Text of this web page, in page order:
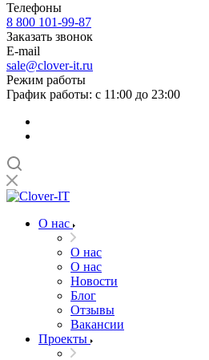
Телефоны
8 800 101-99-87
Заказать звонок
E-mail
sale@clover-it.ru
Режим работы
График работы: с 11:00 до 23:00
О нас
О нас
О нас
Новости
Блог
Отзывы
Вакансии
Проекты